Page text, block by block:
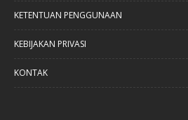
KETENTUAN PENGGUNAAN
KEBIJAKAN PRIVASI
KONTAK